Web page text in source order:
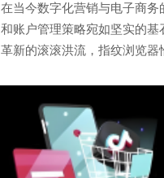
在当今数字化营销与电子商
和账户管理策略宛如坚实的
革新的滚滚洪流，指纹浏览器